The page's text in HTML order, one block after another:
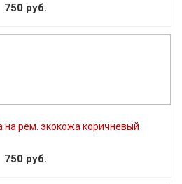
750 руб.
на рем. экокожа коричневый
750 руб.